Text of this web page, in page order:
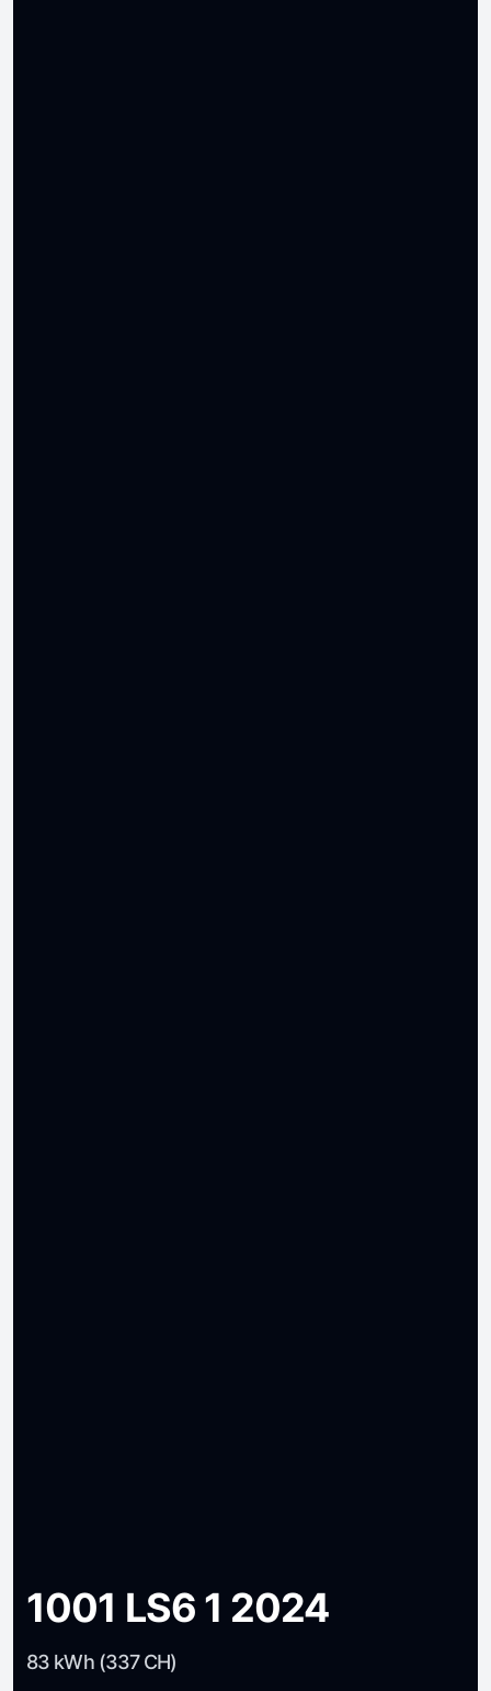
1001 LS6 1 2024
83 kWh (337 CH)